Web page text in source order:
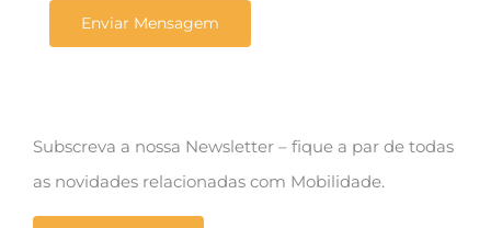
Subscreva a nossa Newsletter – fique a par de todas
as novidades relacionadas com Mobilidade.